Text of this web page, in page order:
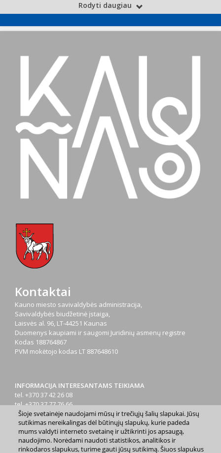
Rodyti daugiau
Kontaktai
Kauno miesto savivaldybės administracija,
Savivaldybės biudžetinė įstaiga,
Laisvės al. 96, LT-44251 Kaunas
Duomenys kaupiami ir saugomi Juridinių asmenų registre
Kodas 188764867
PVM mokėtojo kodas LT 887648610
INFORMACIJA INTERESANTAMS TEIKIAMA
tel. +370 37 42 26 08
tel. +370 37 77 76 66
tel. +370 660 07000
el. p.info@kaunas.lt
Šioje svetainėje naudojami mūsų ir trečiųjų šalių slapukai. Jūsų
sutikimas nereikalingas dėl būtinųjų slapukų, kurie padeda
mums valdyti interneto svetainę ir užtikrinti jos apsaugą,
naudojimo. Norėdami naudoti statistikos, analitikos ir
rinkodaros slapukus, turime gauti jūsų sutikimą. Šiuos slapukus